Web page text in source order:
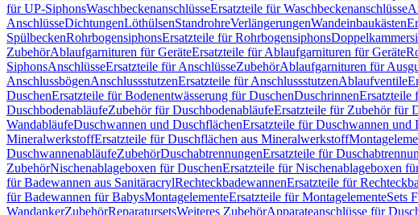
für UP-SiphonsWaschbeckenanschlüsseErsatzteile für Waschbeckenanschlüsse
AnschlüsseDichtungenLöthülsenStandrohreVerlängerungenWandeinbaukästen
SpülbeckenRohrbogensiphonsErsatzteile für Rohrbogensiphons
ZubehörAblaufgarnituren für GeräteErsatzteile für Ablaufgarnituren für Geräte
SiphonsAnschlüsseErsatzteile für AnschlüsseZubehörAblaufgarnituren für
AnschlussbögenAnschlussstutzenErsatzteile für AnschlussstutzenAblaufventile
DuschenErsatzteile für Bodenentwässerung für DuschenDuschrinnenErsatzteile
DuschbodenabläufeZubehör für DuschbodenabläufeErsatzteile für Zubehör für
WandabläufeDuschwannen und DuschflächenErsatzteile für Duschwannen und
MineralwerkstoffErsatzteile für Duschflächen aus Mineralwerkstoff
DuschwannenabläufeZubehörDuschabtrennungenErsatzteile für
ZubehörNischenablageboxen für DuschenErsatzteile für Nischenablageboxen
für Badewannen aus SanitäracrylRechteckbadewannenErsatzteile für
für Badewannen für BabysMontagelementeErsatzteile für MontagelementeSets
WandankerZubehörReparatursetsWeiteres ZubehörApparateanschlüsse für